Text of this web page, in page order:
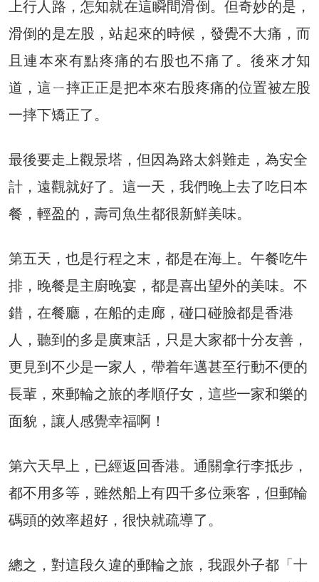
上行人路，怎知就在這瞬間滑倒。但奇妙的是，
滑倒的是左股，站起來的時候，發覺不大痛，而
且連本來有點疼痛的右股也不痛了。後來才知
道，這ㄧ摔正正是把本來右股疼痛的位置被左股
一摔下矯正了。
最後要走上觀景塔，但因為路太斜難走，為安全
計，遠觀就好了。這一天，我們晚上去了吃日本
餐，輕盈的，壽司魚生都很新鮮美味。
第五天，也是行程之末，都是在海上。午餐吃牛
排，晚餐是主廚晚宴，都是喜出望外的美味。不
錯，在餐廳，在船的走廊，碰口碰臉都是香港
人，聽到的多是廣東話，只是大家都十分友善，
更見到不少是一家人，帶着年邁甚至行動不便的
長輩，來郵輪之旅的孝順仔女，這些一家和樂的
面貌，讓人感覺幸福啊！
第六天早上，已經返回香港。通關拿行李抵步，
都不用多等，雖然船上有四千多位乘客，但郵輪
碼頭的效率超好，很快就疏導了。
總之，對這段久違的郵輪之旅，我跟外子都「十